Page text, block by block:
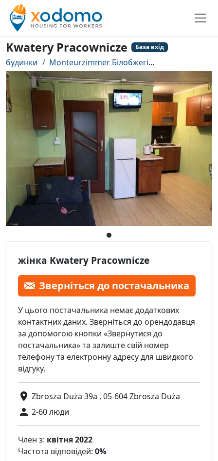
Kwatery Pracownicze База вхід
будинки Monteurzimmer Білобжегі
жінка Kwatery Pracownicze
Зверніться до постачальника
У цього постачальника немає додаткових
контактних даних. Зверніться до орендодавця
за допомогою кнопки «Звернутися до
постачальника» та залиште свій номер
телефону та електронну адресу для швидкого
відгуку.
Zbrosza Duża 39a , 05-604 Zbrosza Duża
2-60 люди
Член з: квітня 2022
Частота відповідей: 0%